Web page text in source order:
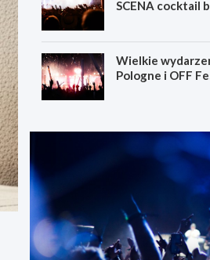
SCENA cocktail
Wielkie
Pologne i OFF